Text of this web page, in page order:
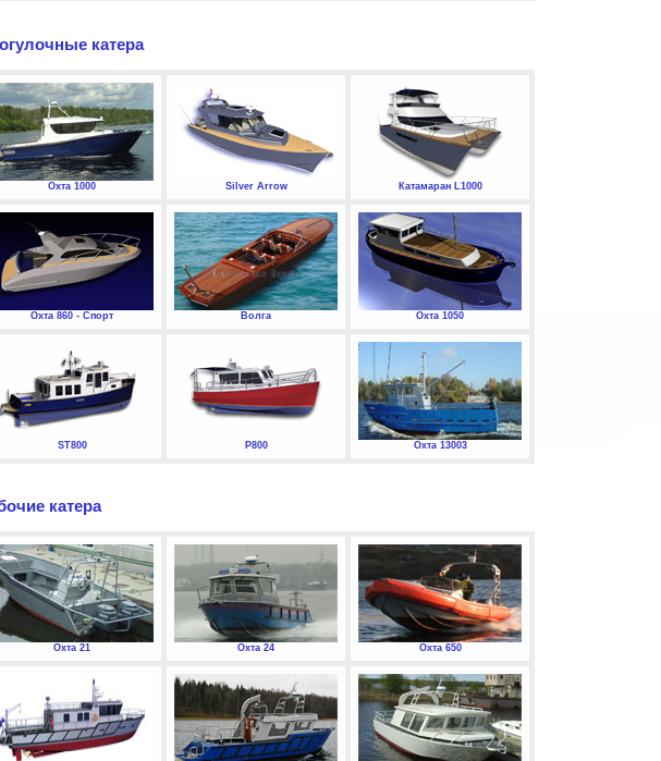
катера
Охта 1000 Silver Arrow Катамаран L1000
Охта 860 - Спорт Волга Охта 1050
ST800 P800 Охта 13003
катера
Охта 21 Охта 24 Охта 650